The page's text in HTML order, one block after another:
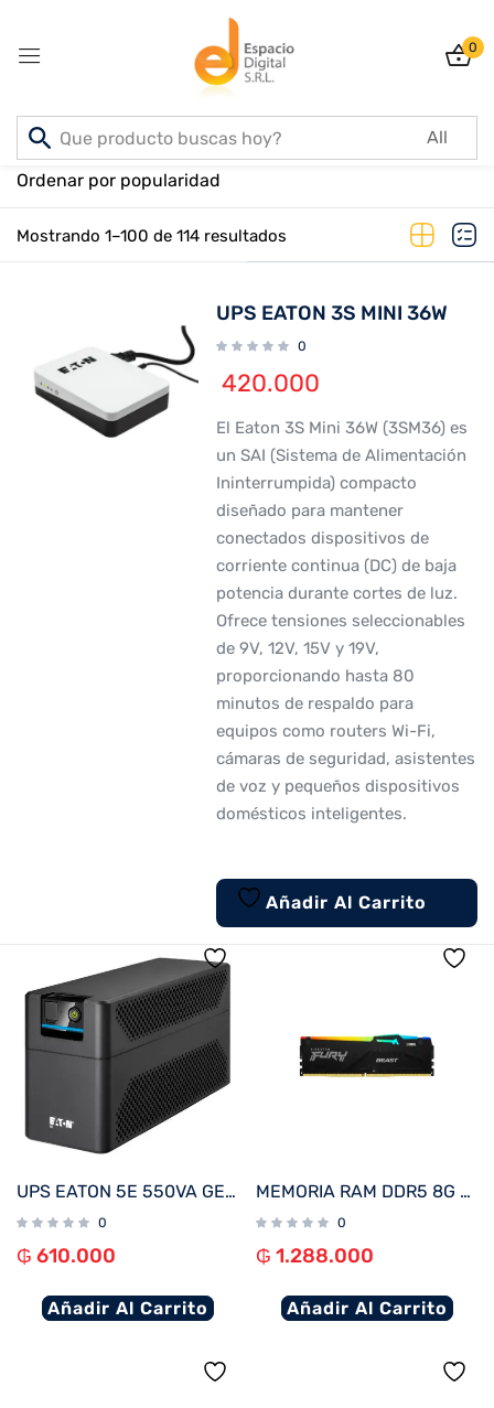
0
Inicio PRODUCTOS
Mostrando 1–100 de 114 resultados
Ordenar por popularidad
UPS EATON 3S MINI 36W
0
420.000
El Eaton 3S Mini 36W (3SM36) es
un SAI (Sistema de Alimentación
Ininterrumpida) compacto
diseñado para mantener
conectados dispositivos de
corriente continua (DC) de baja
potencia durante cortes de luz.
Ofrece tensiones seleccionables
de 9V, 12V, 15V y 19V,
proporcionando hasta 80
minutos de respaldo para
equipos como routers Wi-Fi,
cámaras de seguridad, asistentes
de voz y pequeños dispositivos
domésticos inteligentes.
Añadir Al Carrito
UPS EATON 5E 550VA GEN 2
0
₲ 610.000
Añadir Al Carrito
MEMORIA RAM DDR5 8G 6000 KINGSTON FURY BEAST BK KF560C36BBEA-8 RGB XMP
0
₲ 1.288.000
Añadir Al Carrito
Sign in
Remember me